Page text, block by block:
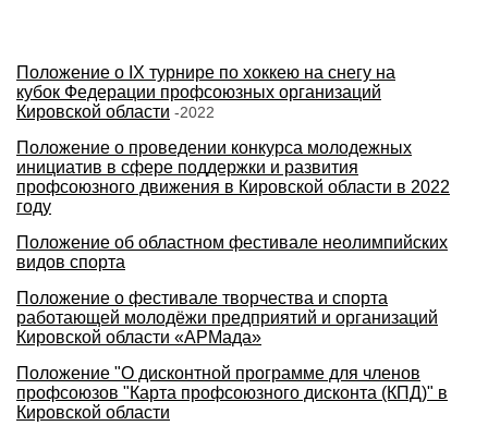
Положение о IX турнире по хоккею на снегу на
кубок Федерации профсоюзных организаций
Кировской области -2022
Положение о проведении конкурса молодежных
инициатив в сфере поддержки и развития
профсоюзного движения в Кировской области в 2022
году
Положение об областном фестивале неолимпийских
видов спорта
Положение о фестивале творчества и спорта
работающей молодёжи предприятий и организаций
Кировской области «АРМада»
Положение "О дисконтной программе для членов
профсоюзов "Карта профсоюзного дисконта (КПД)" в
Кировской области